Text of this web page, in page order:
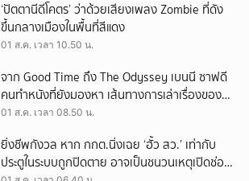
‘ปัตตานีดีโคตร’ ว่าด้วยเสียงเพลง Zombie ที่ดัง
ขึ้นกลางเมืองในพื้นที่สีแดง
01 ส.ค. เวลา 10.50 น.
จาก Good Time ถึง The Odyssey เบนนี ซาฟดี
คนทำหนังที่ยังมองหา เส้นทางการเล่าเรื่องของตัว
เอง
01 ส.ค. เวลา 08.50 น.
ยิ่งชีพกังวล หาก กกต.นิ่งเฉย ‘ฮั้ว สว.’ เท่ากับ
ประตูในระบบถูกปิดตาย อาจเป็นชนวนเหตุเปิดช่อง